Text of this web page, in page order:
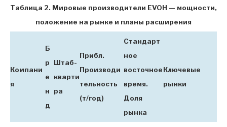
Таблица 2. Мировые производители EVOH — мощности,
положение на рынке и планы расширения
Компани
я
Б
р
е
н
д
Штаб-
кварти
ра
Прибл.
Производи
тельность
(т/год)
Стандарт
ное
восточное
время.
Доля
рынка
Ключевые
рынки